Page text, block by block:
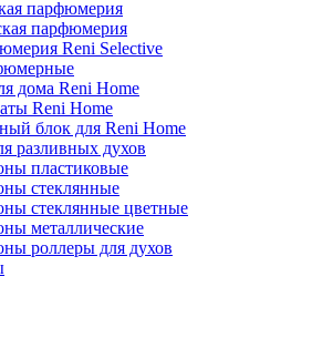
парфюмерия
парфюмерия
Reni Selective
дома Reni Home
Reni Home
блок для Reni Home
разливных духов
пластиковые
стеклянные
стеклянные цветные
металлические
роллеры для духов